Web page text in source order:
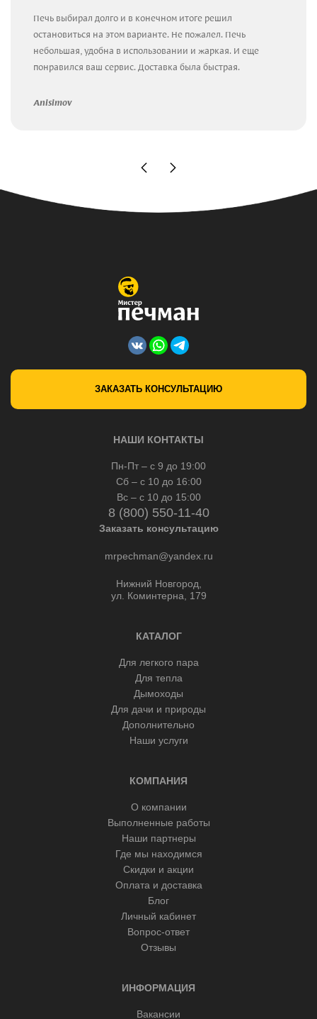
Печь выбирал долго и в конечном итоге решил
остановиться на этом варианте. Не пожалел. Печь
небольшая, удобна в использовании и жаркая. И еще
понравился ваш сервис. Доставка была быстрая.
Anisimov
ЗАКАЗАТЬ КОНСУЛЬТАЦИЮ
НАШИ КОНТАКТЫ
Пн-Пт – с 9 до 19:00
Сб – с 10 до 16:00
Вс – с 10 до 15:00
8 (800) 550-11-40
Заказать консультацию
mrpechman@yandex.ru
Нижний Новгород,
ул. Коминтерна, 179
КАТАЛОГ
Для легкого пара
Для тепла
Дымоходы
Для дачи и природы
Дополнительно
Наши услуги
КОМПАНИЯ
О компании
Выполненные работы
Наши партнеры
Где мы находимся
Скидки и акции
Оплата и доставка
Блог
Личный кабинет
Вопрос-ответ
Отзывы
ИНФОРМАЦИЯ
Вакансии